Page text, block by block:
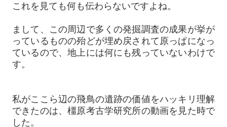
これを見ても何も伝わらないですよね。
まして、この周辺で多くの発掘調査の成果が挙が
っているものの殆どが埋め戻されて原っぱになっ
ているので、地上には何にも残っていないわけで
す。
私がここら辺の飛鳥の遺跡の価値をハッキリ理解
できたのは、橿原考古学研究所の動画を見た時で
した。